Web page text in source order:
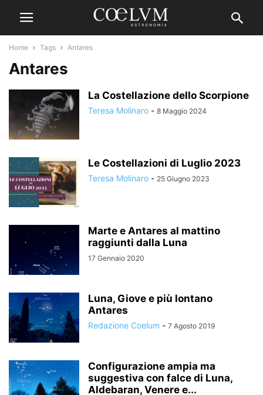
Home Tags Antares
Antares
La Costellazione dello Scorpione
Teresa Molinaro - 8 Maggio 2024
Le Costellazioni di Luglio 2023
Teresa Molinaro - 25 Giugno 2023
Marte e Antares al mattino
raggiunti dalla Luna
17 Gennaio 2020
Luna, Giove e più lontano
Antares
Redazione Coelum - 7 Agosto 2019
Configurazione ampia ma
suggestiva con falce di Luna,
Aldebaran, Venere e...